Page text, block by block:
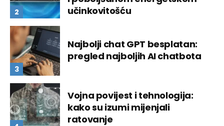
učinkovitošću
Najbolji chat GPT besplatan:
pregled najboljih AI chatbota
Vojna povijest i tehnologija:
kako su izumi mijenjali
ratovanje